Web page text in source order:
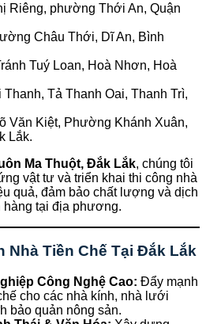
Riêng, phường Thới An, Quận
Châu Thới, Dĩ An, Bình
Tuý Loan, Hoà Nhơn, Hoà
Tả Thanh Oai, Thanh Trì,
Văn Kiệt, Phường Khánh Xuân,
Lắk.
Ma Thuột, Đắk Lắk, chúng tôi
vật tư và triển khai thi công nhà
quả, đảm bảo chất lượng và dịch
hàng tại địa phương.
Nhà Tiền Chế Tại Đắk Lắk
Công Nghệ Cao: Đẩy mạnh
cho các nhà kính, nhà lưới
bảo quản nông sản.